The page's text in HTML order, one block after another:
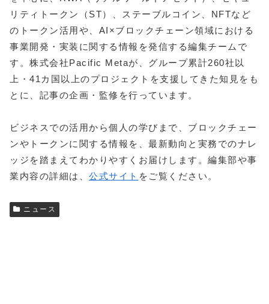
リティトークン（ST）、ステーブルコイン、NFTなど
のトークン活用や、AI×ブロックチェーン領域における
事業開発・実装に関する情報を発信する編集チームで
す。株式会社Pacific Metaが、グループ累計260社以
上・41カ国以上のプロジェクトを支援してきた知見をも
とに、記事の企画・監修を行っています。
ビジネスでの活用から個人の学びまで、ブロックチェー
ンやトークンに関する情報を、最新動向と実務でのナレ
ッジを踏まえてわかりやすくお届けします。編集部や事
業内容の詳細は、 公式サイト をご覧ください。
ニュース